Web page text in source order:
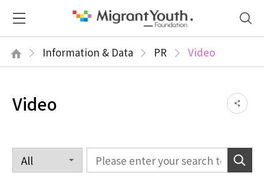
Information & Data PR Video
Video